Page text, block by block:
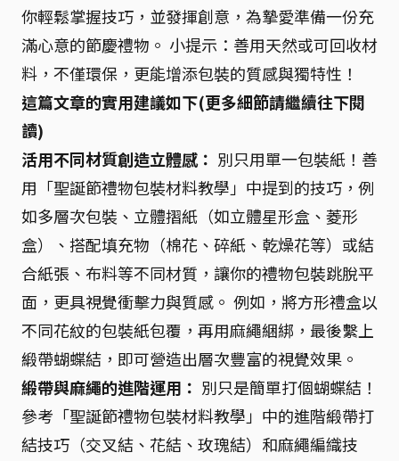
你輕鬆掌握技巧，並發揮創意，為摯愛準備一份充
滿心意的節慶禮物。 小提示：善用天然或可回收材
料，不僅環保，更能增添包裝的質感與獨特性！
這篇文章的實用建議如下(更多細節請繼續往下閱
讀)
活用不同材質創造立體感： 別只用單一包裝紙！善
用「聖誕節禮物包裝材料教學」中提到的技巧，例
如多層次包裝、立體摺紙（如立體星形盒、菱形
盒）、搭配填充物（棉花、碎紙、乾燥花等）或結
合紙張、布料等不同材質，讓你的禮物包裝跳脫平
面，更具視覺衝擊力與質感。 例如，將方形禮盒以
不同花紋的包裝紙包覆，再用麻繩綑綁，最後繫上
緞帶蝴蝶結，即可營造出層次豐富的視覺效果。
緞帶與麻繩的進階運用： 別只是簡單打個蝴蝶結！
參考「聖誕節禮物包裝材料教學」中的進階緞帶打
結技巧（交叉結、花結、玫瑰結）和麻繩編織技